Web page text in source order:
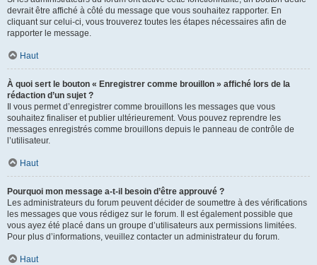
devrait être affiché à côté du message que vous souhaitez rapporter. En
cliquant sur celui-ci, vous trouverez toutes les étapes nécessaires afin de
rapporter le message.
Haut
À quoi sert le bouton « Enregistrer comme brouillon » affiché lors de la
rédaction d’un sujet ?
Il vous permet d’enregistrer comme brouillons les messages que vous
souhaitez finaliser et publier ultérieurement. Vous pouvez reprendre les
messages enregistrés comme brouillons depuis le panneau de contrôle de
l’utilisateur.
Haut
Pourquoi mon message a-t-il besoin d’être approuvé ?
Les administrateurs du forum peuvent décider de soumettre à des vérifications
les messages que vous rédigez sur le forum. Il est également possible que
vous ayez été placé dans un groupe d’utilisateurs aux permissions limitées.
Pour plus d’informations, veuillez contacter un administrateur du forum.
Haut